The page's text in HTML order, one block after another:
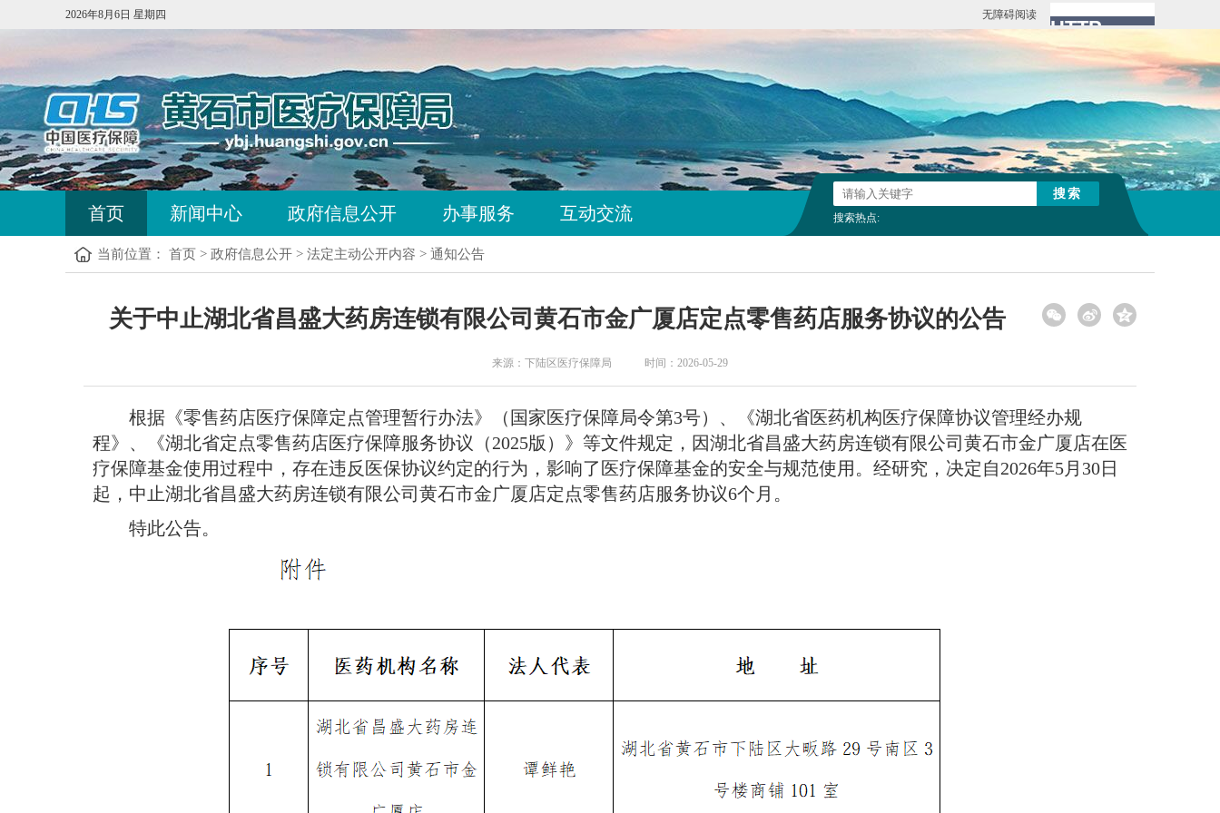
无障碍阅读
2026年8月6日 星期四
搜索热点:
首页 新闻中心 政府信息公开 办事服务 互动交流
当前位置： 首页 > 政府信息公开 > 法定主动公开内容 > 通知公告
关于中止湖北省昌盛大药房连锁有限公司黄石市金广厦店定点零售药店服务协议的公告
来源：下陆区医疗保障局 时间：2026-05-29
根据《零售药店医疗保障定点管理暂行办法》（国家医疗保障局令第3号）、《湖北省医药机构医疗保障协议管理经办规
程》、《湖北省定点零售药店医疗保障服务协议（2025版）》等文件规定，因湖北省昌盛大药房连锁有限公司黄石市金广厦店在医
疗保障基金使用过程中，存在违反医保协议约定的行为，影响了医疗保障基金的安全与规范使用。经研究，决定自2026年5月30日
起，中止湖北省昌盛大药房连锁有限公司黄石市金广厦店定点零售药店服务协议6个月。
特此公告。